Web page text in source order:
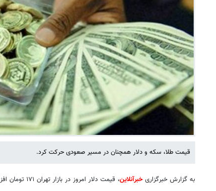
قیمت طلا، سکه و دلار همچنان در مسیر صعودی حرکت کرد.
به گزارش خبرگزاریخبرآنلاین، قیمت دلار امروز در بازار تهران ۱۷۱ تومان افزایش یافت و در کانال ۴۸ هزار تومان ماند.